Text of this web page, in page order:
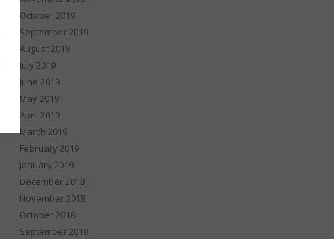
October 2019
September 2019
August 2019
July 2019
June 2019
May 2019
April 2019
March 2019
February 2019
January 2019
December 2018
November 2018
October 2018
September 2018